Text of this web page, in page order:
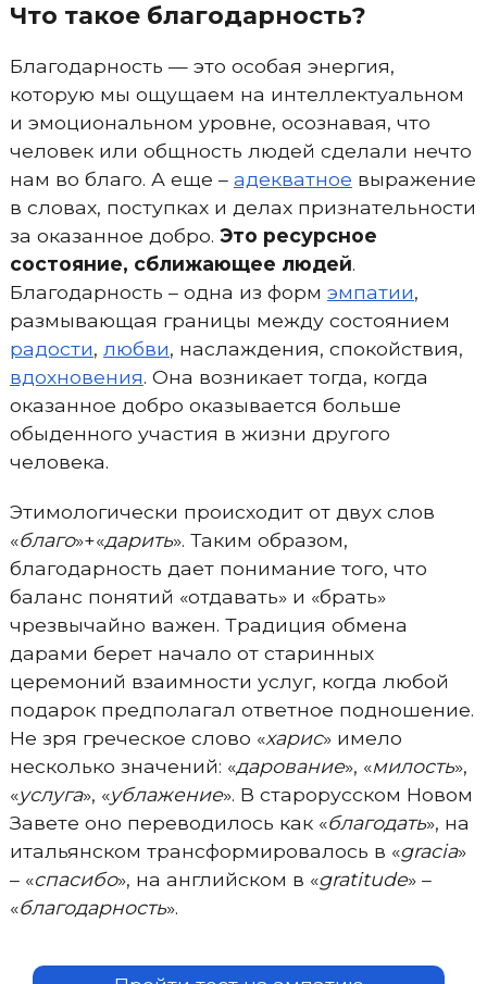
Что такое благодарность?
Благодарность — это особая энергия,
которую мы ощущаем на интеллектуальном
и эмоциональном уровне, осознавая, что
человек или общность людей сделали нечто
нам во благо. А еще – адекватное выражение
в словах, поступках и делах признательности
за оказанное добро. Это ресурсное
состояние, сближающее людей.
Благодарность – одна из форм эмпатии,
размывающая границы между состоянием
радости, любви, наслаждения, спокойствия,
вдохновения. Она возникает тогда, когда
оказанное добро оказывается больше
обыденного участия в жизни другого
человека.
Этимологически происходит от двух слов
«благо»+«дарить». Таким образом,
благодарность дает понимание того, что
баланс понятий «отдавать» и «брать»
чрезвычайно важен. Традиция обмена
дарами берет начало от старинных
церемоний взаимности услуг, когда любой
подарок предполагал ответное подношение.
Не зря греческое слово «харис» имело
несколько значений: «дарование», «милость»,
«услуга», «ублажение». В старорусском Новом
Завете оно переводилось как «благодать», на
итальянском трансформировалось в «gracia»
– «спасибо», на английском в «gratitude» –
«благодарность».